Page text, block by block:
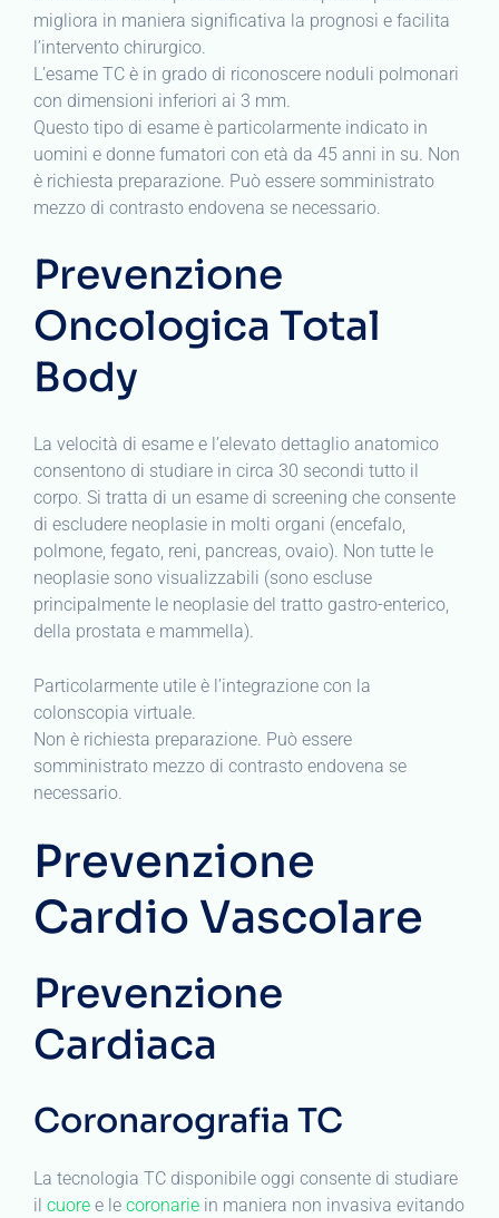
migliora in maniera significativa la prognosi e facilita
l’intervento chirurgico.
L’esame TC è in grado di riconoscere noduli polmonari
con dimensioni inferiori ai 3 mm.
Questo tipo di esame è particolarmente indicato in
uomini e donne fumatori con età da 45 anni in su. Non
è richiesta preparazione. Può essere somministrato
mezzo di contrasto endovena se necessario.
Prevenzione
Oncologica Total
Body
La velocità di esame e l’elevato dettaglio anatomico
consentono di studiare in circa 30 secondi tutto il
corpo. Si tratta di un esame di screening che consente
di escludere neoplasie in molti organi (encefalo,
polmone, fegato, reni, pancreas, ovaio). Non tutte le
neoplasie sono visualizzabili (sono escluse
principalmente le neoplasie del tratto gastro-enterico,
della prostata e mammella).
Particolarmente utile è l’integrazione con la
colonscopia virtuale.
Non è richiesta preparazione. Può essere
somministrato mezzo di contrasto endovena se
necessario.
Prevenzione
Cardio Vascolare
Prevenzione
Cardiaca
Coronarografia TC
La tecnologia TC disponibile oggi consente di studiare
il cuore e le coronarie in maniera non invasiva evitando